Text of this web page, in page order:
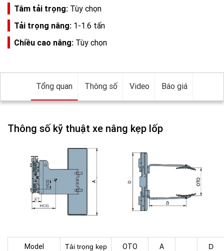
Tâm tải trọng: Tùy chọn
Tải trọng nâng: 1-1.6 tấn
Chiều cao nâng: Tùy chọn
Tổng quan Thông số Video Báo giá
Thông số kỹ thuật xe nâng kẹp lốp
Model Tải trọng kẹp OTO A D